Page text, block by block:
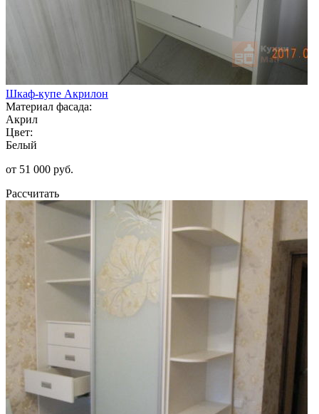
Шкаф-купе Акрилон
Материал фасада:
Акрил
Цвет:
Белый
от 51 000 руб.
Рассчитать